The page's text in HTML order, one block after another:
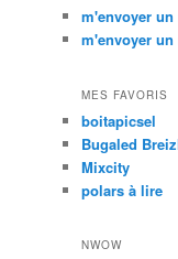
m'envoyer
m'envoyer
MES FAVORIS
boitapicsel
Bugaled
Mixcity
polars à lire
NWOW